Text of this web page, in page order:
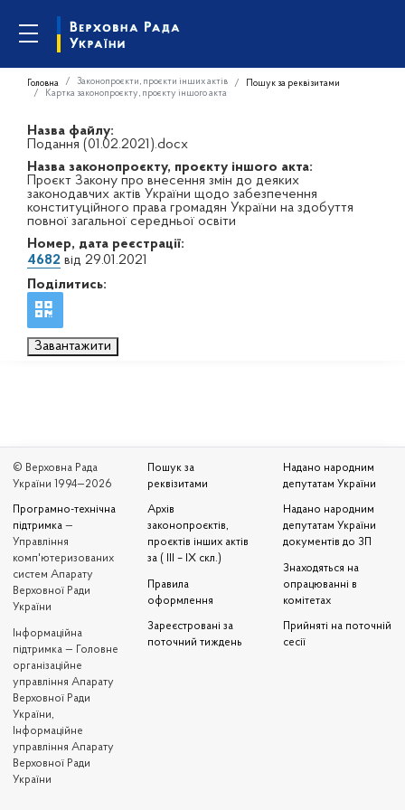
Головна Законопроєкти, проєкти інших актів
Пошук за реквізитами
Картка законопроєкту, проєкту іншого акта
Назва файлу:
Подання (01.02.2021).docx
Назва законопроєкту, проєкту іншого акта:
Проєкт Закону про внесення змін до деяких
законодавчих актів України щодо забезпечення
конституційного права громадян України на здобуття
повної загальної середньої освіти
Номер, дата реєстрації:
4682 від 29.01.2021
Поділитись:
Завантажити
© Верховна Рада
України 1994—2026
Програмно-технічна
підтримка —
Управління
комп'ютеризованих
систем Апарату
Верховної Ради
України
Iнформаційна
підтримка — Головне
організаційне
управління Апарату
Верховної Ради
України,
Інформаційне
управління Апарату
Верховної Ради
України
Пошук за
реквізитами
Архів
законопроєктів,
проєктів інших актів
за ( III – IX скл.)
Правила
оформлення
Зареєстровані за
поточний тиждень
Надано народним
депутатам України
Надано народним
депутатам України
документів до ЗП
Знаходяться на
опрацюванні в
комітетах
Прийняті на поточній
сесії